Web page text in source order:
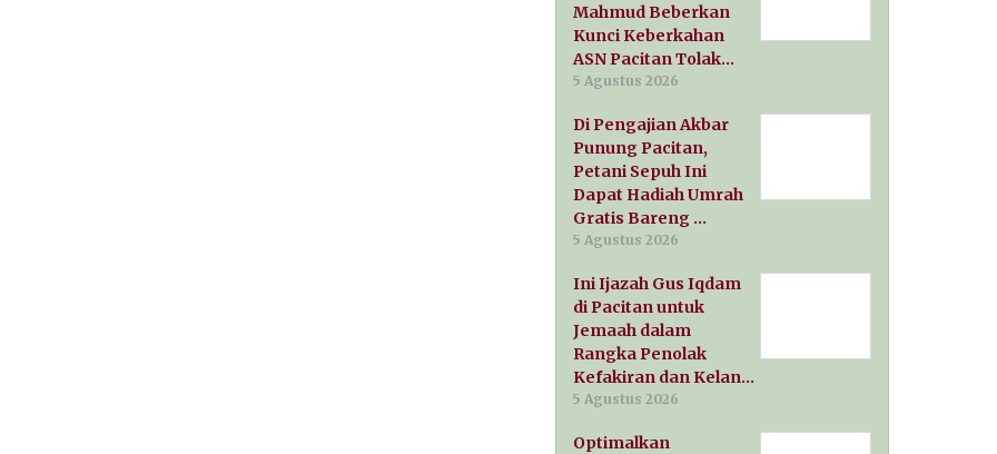
Mahmud Beberkan
Kunci Keberkahan
ASN Pacitan Tolak…
5 Agustus 2026
Di Pengajian Akbar
Punung Pacitan,
Petani Sepuh Ini
Dapat Hadiah Umrah
Gratis Bareng …
5 Agustus 2026
Ini Ijazah Gus Iqdam
di Pacitan untuk
Jemaah dalam
Rangka Penolak
Kefakiran dan Kelan…
5 Agustus 2026
Optimalkan